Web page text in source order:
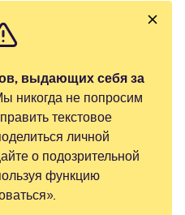
выдающих себя за
никогда не попросим
текстовое
личной
о подозрительной
функцию